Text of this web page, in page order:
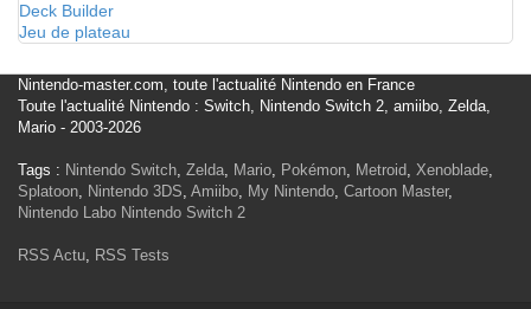
Deck Builder
Jeu de plateau
Nintendo-master.com, toute l'actualité Nintendo en France
Toute l'actualité Nintendo : Switch, Nintendo Switch 2, amiibo, Zelda,
Mario - 2003-2026
Tags : Nintendo Switch, Zelda, Mario, Pokémon, Metroid, Xenoblade,
Splatoon, Nintendo 3DS, Amiibo, My Nintendo, Cartoon Master,
Nintendo Labo Nintendo Switch 2
RSS Actu, RSS Tests